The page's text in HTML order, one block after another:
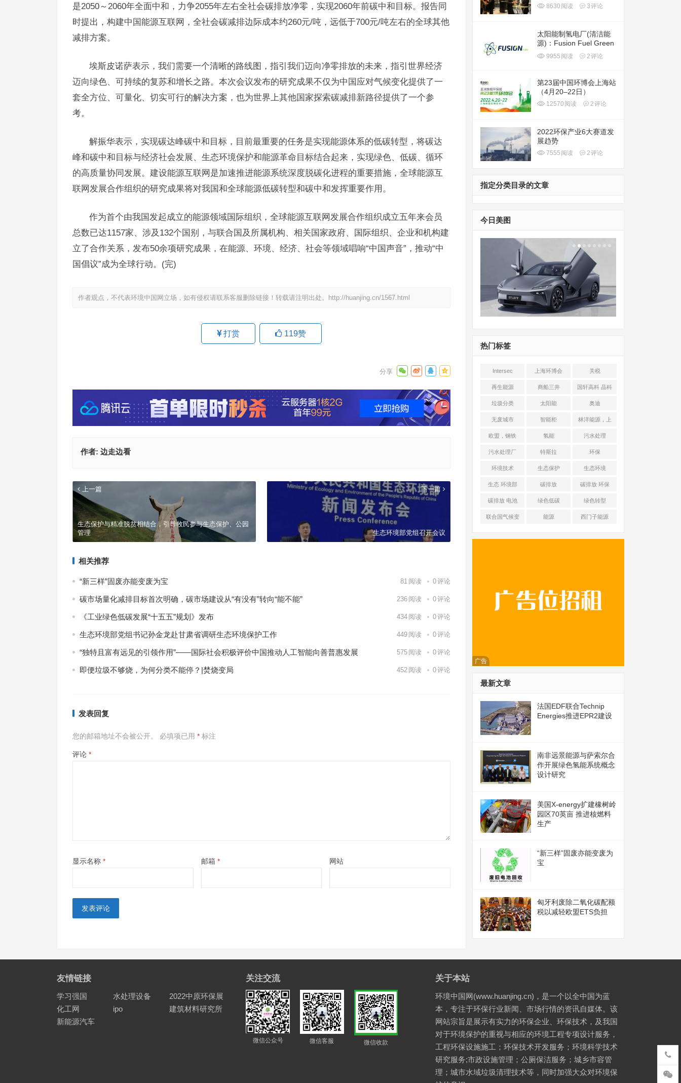
是2050～2060年全面中和，力争2055年左右全社会碳排放净零，实现2060年前碳中和目标。报告同
时提出，构建中国能源互联网，全社会碳减排边际成本约260元/吨，远低于700元/吨左右的全球其他
减排方案。
埃斯皮诺萨表示，我们需要一个清晰的路线图，指引我们迈向净零排放的未来，指引世界经济
迈向绿色、可持续的复苏和增长之路。本次会议发布的研究成果不仅为中国应对气候变化提供了一
套全方位、可量化、切实可行的解决方案，也为世界上其他国家探索碳减排新路径提供了一个参
考。
解振华表示，实现碳达峰碳中和目标，目前最重要的任务是实现能源体系的低碳转型，将碳达
峰和碳中和目标与经济社会发展、生态环境保护和能源革命目标结合起来，实现绿色、低碳、循环
的高质量协同发展。建设能源互联网是加速推进能源系统深度脱碳化进程的重要措施，全球能源互
联网发展合作组织的研究成果将对我国和全球能源低碳转型和碳中和发挥重要作用。
作为首个由我国发起成立的能源领域国际组织，全球能源互联网发展合作组织成立五年来会员
总数已达1157家、涉及132个国别，与联合国及所属机构、相关国家政府、国际组织、企业和机构建
立了合作关系，发布50余项研究成果，在能源、环境、经济、社会等领域唱响“中国声音”，推动“中
国倡议”成为全球行动。(完)
作者观点，不代表环境中国网立场，如有侵权请联系客服删除链接！转载请注明出处。 http://huanjing.cn/1567.html
打赏 119赞
作者: 边走边看
上一篇
生态保护与精准脱贫相结合，引导牧民参与生态保护、公园
管理
下一篇
生态环境部党组召开会议
相关推荐
“新三样”固废亦能变废为宝 81 阅读 0评论
碳市场量化减排目标首次明确，碳市场建设从“有没有”转向“能不能” 236 阅读 0评论
《工业绿色低碳发展“十五五”规划》发布 434 阅读 0评论
生态环境部党组书记孙金龙赴甘肃省调研生态环境保护工作 449 阅读 0评论
“独特且富有远见的引领作用”——国际社会积极评价中国推动人工智能向善普惠发展 575 阅读 0评论
即便垃圾不够烧，为何分类不能停？|焚烧变局 452 阅读 0评论
发表回复
您的邮箱地址不会被公开。 必填项已用 * 标注
评论 *
显示名称 * 邮箱 * 网站
8630 阅读 3评论
太阳能制氢电厂(清洁能
源)：Fusion Fuel Green
plc(HTOO)
9955 阅读 2评论
第23届中国环博会上海站
（4月20–22日）
12570 阅读 2评论
2022环保产业6大赛道发
展趋势
7555 阅读 2评论
指定分类目录的文章
今日美图
7月9日 上海合作组织国家绿色发展论坛开幕
热门标签
Intersec
Shanghai
上海环博会 关税
再生能源 商船三井 国轩高科 晶科
能源 光伏+储能
垃圾分类 太阳能 奥迪
无废城市 智能柜 林洋能源，上
海舜华新能源
欧盟，钢铁 氢能 污水处理
污水处理厂 特斯拉 环保
环境技术 生态保护 生态环境
生态 环境部 碳排放 碳排放 环保
碳排放 电池 绿色低碳 绿色转型
联合国气候变 能源 西门子能源
广告
最新文章
法国EDF联合Technip
Energies推进EPR2建设
南非远景能源与萨索尔合
作开展绿色氢能系统概念
设计研究
美国X-energy扩建橡树岭
园区70英亩 推进核燃料
生产
“新三样”固废亦能变废为
宝
匈牙利废除二氧化碳配额
税以减轻欧盟ETS负担
友情链接
学习强国 水处理设备
2022中原环保展
化工网
ipo
建筑材料研究所
新能源汽车
关注交流
微信公众号 微信客服 微信收款
关于本站
环境中国网(www.huanjing.cn)，是一个以全中国为蓝
本，专注于环保行业新闻、市场行情的资讯自媒体。该
网站宗旨是展示有实力的环保企业、环保技术，及我国
对于环境保护的重视与相应的环境工程专项设计服务，
工程环保设施施工；环保技术开发服务；环境科学技术
研究服务;市政设施管理；公厕保洁服务；城乡市容管
理；城市水域垃圾清理技术等，同时加强大众对环境保